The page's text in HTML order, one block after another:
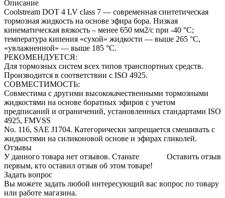
Описание
Coolstream DOT 4 LV class 7 — современная синтетическая
тормозная жидкость на основе эфира бора. Низкая
кинематическая вязкость – менее 650 мм2/с при -40 °C;
температура кипения «сухой» жидкости — выше 265 °C,
«увлажненной» — выше 185 °C.
РЕКОМЕНДУЕТСЯ:
Для тормозных систем всех типов транспортных средств.
Производится в соответствии с ISO 4925.
СОВМЕСТИМОСТЬ:
Совместима с другими высококачественными тормозными
жидкостями на основе боратных эфиров с учетом
предписаний и ограничений, установленных стандартами ISO
4925, FMVSS
No. 116, SAE J1704. Категорически запрещается смешивать с
жидкостями на силиконовой основе и эфирах гликолей.
Отзывы
Оставить отзыв
У данного товара нет отзывов. Станьте
первым, кто оставил отзыв об этом товаре!
Задать вопрос
Вы можете задать любой интересующий вас вопрос по товару
или работе магазина.